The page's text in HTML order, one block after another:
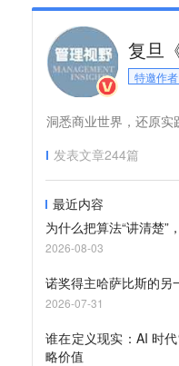
复旦
特邀作者
洞悉商业世界，还原实
发表文章244篇
最近内容
为什么把算法“讲清楚”
2026-08-03
诺奖得主哈萨比斯的另
2026-07-31
谁在定义现实：AI 时
略价值